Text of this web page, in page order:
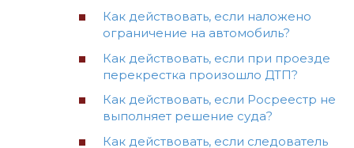
Как действовать, если наложено
ограничение на автомобиль?
Как действовать, если при проезде
перекрестка произошло ДТП?
Как действовать, если Росреестр не
выполняет решение суда?
Как действовать, если следователь